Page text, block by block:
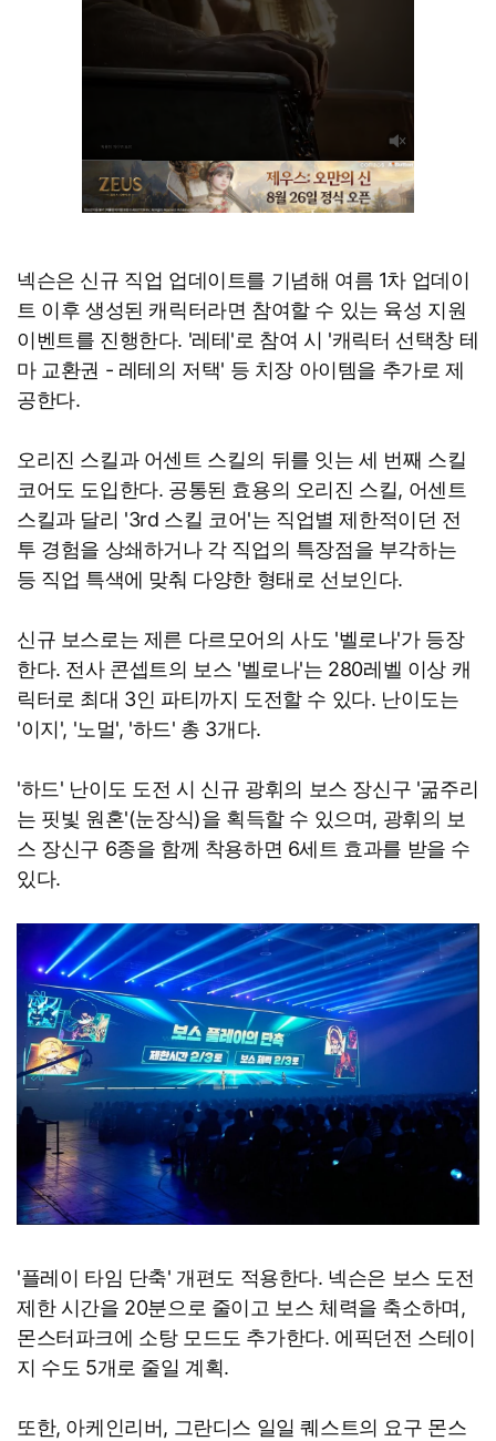
넥슨은 신규 직업 업데이트를 기념해 여름 1차 업데이
트 이후 생성된 캐릭터라면 참여할 수 있는 육성 지원
이벤트를 진행한다. '레테'로 참여 시 '캐릭터 선택창 테
마 교환권 - 레테의 저택' 등 치장 아이템을 추가로 제
공한다.
오리진 스킬과 어센트 스킬의 뒤를 잇는 세 번째 스킬
코어도 도입한다. 공통된 효용의 오리진 스킬, 어센트
스킬과 달리 '3rd 스킬 코어'는 직업별 제한적이던 전
투 경험을 상쇄하거나 각 직업의 특장점을 부각하는
등 직업 특색에 맞춰 다양한 형태로 선보인다.
신규 보스로는 제른 다르모어의 사도 '벨로나'가 등장
한다. 전사 콘셉트의 보스 '벨로나'는 280레벨 이상 캐
릭터로 최대 3인 파티까지 도전할 수 있다. 난이도는
'이지', '노멀', '하드' 총 3개다.
'하드' 난이도 도전 시 신규 광휘의 보스 장신구 '굶주리
는 핏빛 원혼'(눈장식)을 획득할 수 있으며, 광휘의 보
스 장신구 6종을 함께 착용하면 6세트 효과를 받을 수
있다.
'플레이 타임 단축' 개편도 적용한다. 넥슨은 보스 도전
제한 시간을 20분으로 줄이고 보스 체력을 축소하며,
몬스터파크에 소탕 모드도 추가한다. 에픽던전 스테이
지 수도 5개로 줄일 계획.
또한, 아케인리버, 그란디스 일일 퀘스트의 요구 몬스